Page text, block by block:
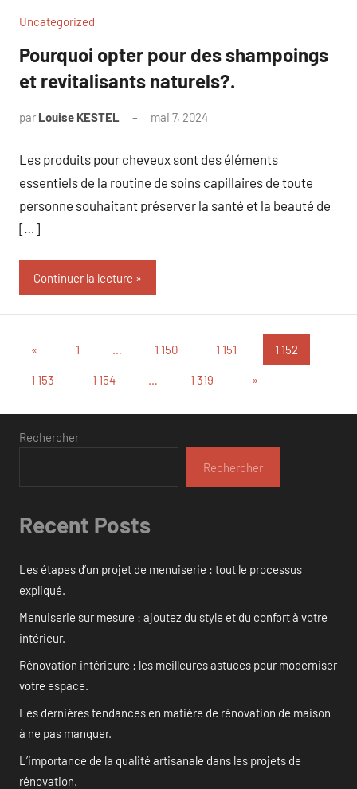
Uncategorized
Pourquoi opter pour des shampoings
et revitalisants naturels?.
par Louise KESTEL mai 7, 2024
Les produits pour cheveux sont des éléments
essentiels de la routine de soins capillaires de toute
personne souhaitant préserver la santé et la beauté de
[…]
Continuer la lecture
Pagination
des
publications
« Publications
1 … 1 150 1 151 1 152
1 153 1 154 … 1 319
Articles
»
Rechercher
Rechercher
Recent Posts
Les étapes d’un projet de menuiserie : tout le processus
expliqué.
Menuiserie sur mesure : ajoutez du style et du confort à votre
intérieur.
Rénovation intérieure : les meilleures astuces pour moderniser
votre espace.
Les dernières tendances en matière de rénovation de maison
à ne pas manquer.
L’importance de la qualité artisanale dans les projets de
rénovation.